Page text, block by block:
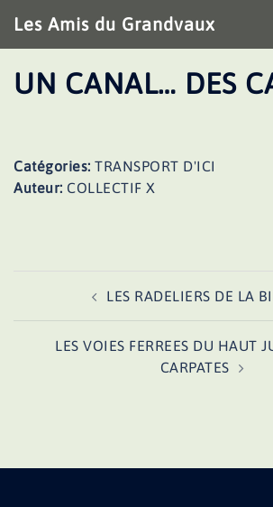
au
contenu
Les Amis du Grandvaux
UN CANAL… DES
Catégories: TRANSPORT D'ICI
Auteur: COLLECTIF X
d’article
LES RADELIERS DE LA
LES VOIES FERREES DU HAUT
CARPATES